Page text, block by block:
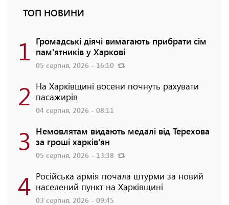
ТОП НОВИНИ
1 Громадські діячі вимагають прибрати сім
пам'ятників у Харкові
05 серпня, 2026 - 16:10
2 На Харківщині восени почнуть рахувати
пасажирів
04 серпня, 2026 - 08:11
3 Немовлятам видають медалі від Терехова
за гроші харків'ян
05 серпня, 2026 - 13:38
4 Російська армія почала штурми за новий
населений пункт на Харківщині
03 серпня, 2026 - 09:45